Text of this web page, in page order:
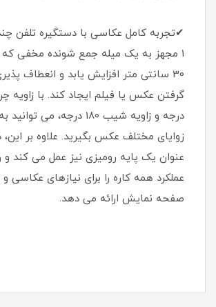
1 مجهز به یک میله جمع شونده مخفی که
30 سانتی متر افزایش یابد و انعطاف
درجه و زاویه شیب 180 درجه، می
زوایای مختلف عکس بگیرید. علاوه بر این،
عنوان یک پایه رومیزی نیز عمل می کند و
عملکرد همه کاره را برای نیازهای عکاسی
صفحه نمایش ارائه می دهد.